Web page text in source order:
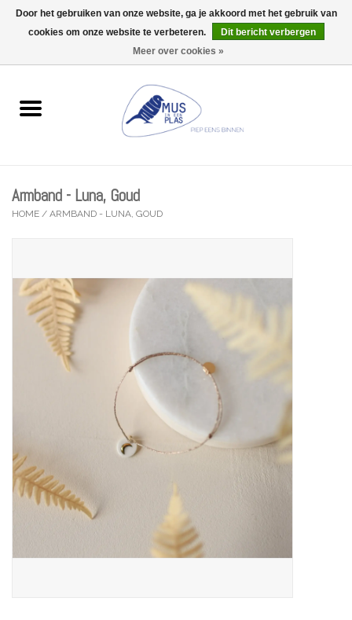
0 Artikelen - €0,00
Wenskaarten
Lifestyle
Troost
Thema
Cadeaubonnen
Armband - Luna, Goud
HOME / ARMBAND - LUNA, GOUD
Door het gebruiken van onze website, ga je akkoord met het gebruik van
cookies om onze website te verbeteren.
Dit bericht verbergen
Meer over cookies »
Wij zijn uitzonderlijk gesloten op Do 06/08 en Do 13/08